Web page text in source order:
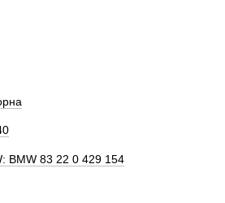
BMW 83 22 0 429 154